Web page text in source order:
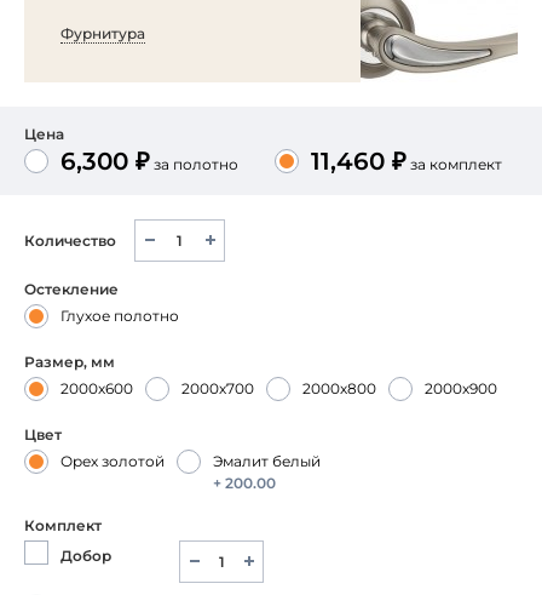
Фурнитура
Цена
6,300 ₽ за полотно 11,460 ₽ за комплект
Количество
Остекление
Глухое полотно
Размер, мм
2000х600
2000х700 2000х800 2000х900
Цвет
Орех золотой
Эмалит белый
+ 200.00
Комплект
Добор